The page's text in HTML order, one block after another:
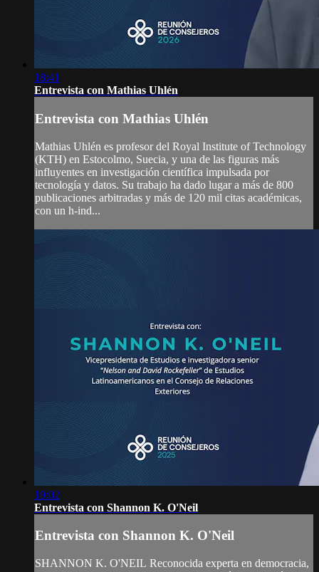
18:41
Entrevista con Mathias Uhlén
Entrevista con Mathias Uhlén
Mathias Uhlén es profesor del Royal Institute of Technology
(KTH) en Estocolmo, Suecia, y una de las figuras más
influyentes en investigación científica impulsada por
tecnología y datos. Su trabajo ha dado lugar a más de 800
publicaciones arbitradas y más de 120 mil citas académicas,
con un h-ind...
19:02
Entrevista con Shannon K. O'Neil
Entrevista con Shannon K. O'Neil
SHANNON K. O'NEIL Reconocida experta en democracia,